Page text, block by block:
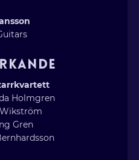
Holmgren
Gren